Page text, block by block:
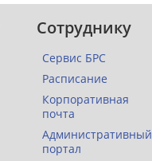
Сотруднику
Сервис БРС
Расписание
Корпоративная
почта
Административный
портал